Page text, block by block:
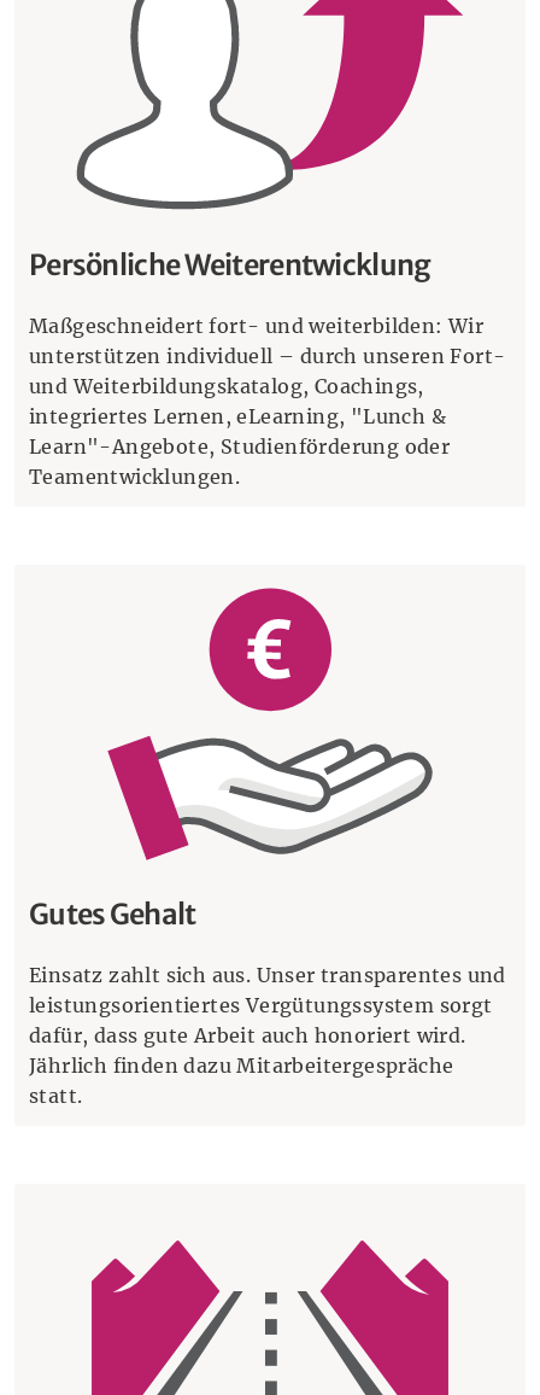
Persönliche Weiterentwicklung
Maßgeschneidert fort- und weiterbilden: Wir
unterstützen individuell – durch unseren Fort-
und Weiterbildungskatalog, Coachings,
integriertes Lernen, eLearning, "Lunch &
Learn"-Angebote, Studienförderung oder
Teamentwicklungen.
Gutes Gehalt
Einsatz zahlt sich aus. Unser transparentes und
leistungsorientiertes Vergütungssystem sorgt
dafür, dass gute Arbeit auch honoriert wird.
Jährlich finden dazu Mitarbeitergespräche
statt.